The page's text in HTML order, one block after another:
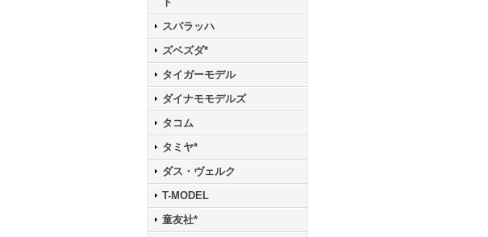
スパラッハ
ズベズダ*
タイガーモデル
ダイナモモデルズ
タコム
タミヤ*
ダス・ヴェルク
T-MODEL
童友社*